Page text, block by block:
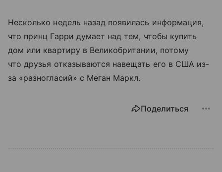
Несколько недель назад появилась информация,
что принц Гарри думает над тем, чтобы купить
дом или квартиру в Великобритании, потому
что друзья отказываются навещать его в США из-
за «разногласий» с Меган Маркл.
Поделиться